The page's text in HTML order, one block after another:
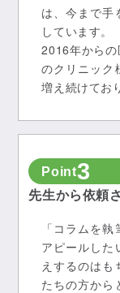
は、今まで手
しています。
2016年からの
のクリニック
増え続けてお
Point3
先生から依頼
「コラムを
アピールした
えするのはも
たちの方から